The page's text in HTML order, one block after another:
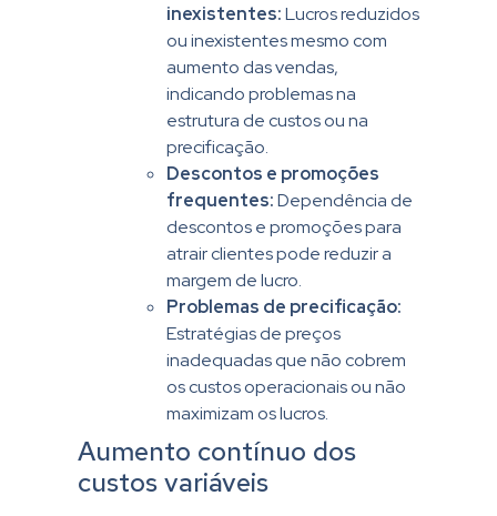
inexistentes:Lucros reduzidos
ou inexistentes mesmo com
aumento das vendas,
indicando problemas na
estrutura de custos ou na
precificação.
Descontos e promoções
frequentes:Dependência de
descontos e promoções para
atrair clientes pode reduzir a
margem de lucro.
Problemas de precificação:
Estratégias de preços
inadequadas que não cobrem
os custos operacionais ou não
maximizam os lucros.
Aumento contínuo dos
custos variáveis